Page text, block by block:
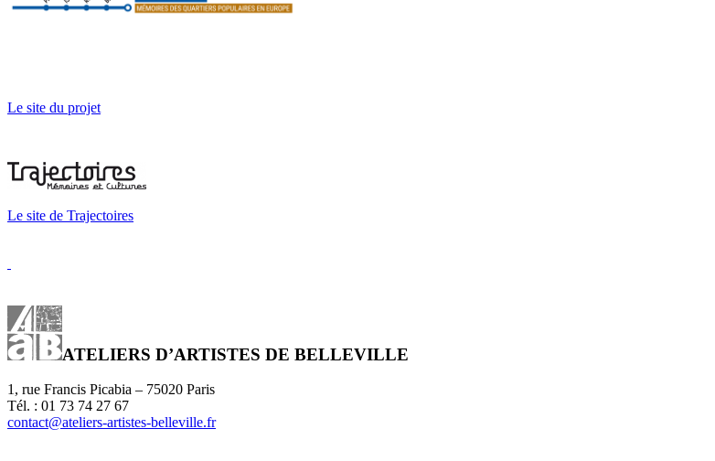
Le site du projet
Le site de Trajectoires
ATELIERS D’ARTISTES DE BELLEVILLE
1, rue Francis Picabia – 75020 Paris
Tél. : 01 73 74 27 67
contact@ateliers-artistes-belleville.fr